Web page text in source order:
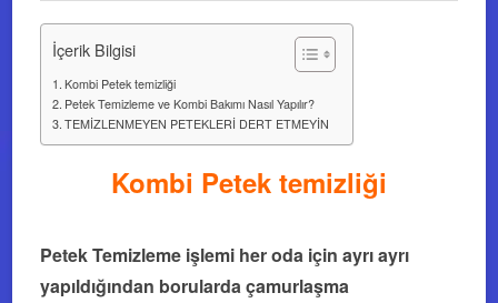
İçerik Bilgisi
Kombi Petek temizliği
Petek Temizleme ve Kombi Bakımı Nasıl Yapılır?
TEMİZLENMEYEN PETEKLERİ DERT ETMEYİN
Kombi Petek temizliği
Petek Temizleme işlemi her oda için ayrı ayrı
yapıldığından borularda çamurlaşma